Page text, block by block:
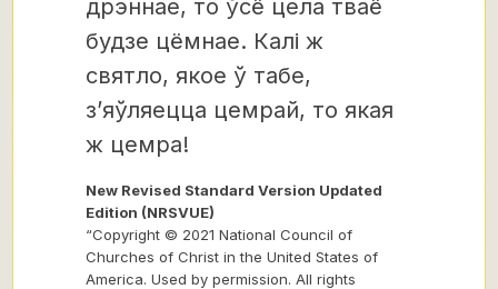
дрэннае, то ўсё цела тваё
будзе цёмнае. Калі ж
святло, якое ў табе,
з’яўляецца цемрай, то якая
ж цемра!
New Revised Standard Version Updated
Edition (NRSVUE)
“Copyright © 2021 National Council of
Churches of Christ in the United States of
America. Used by permission. All rights